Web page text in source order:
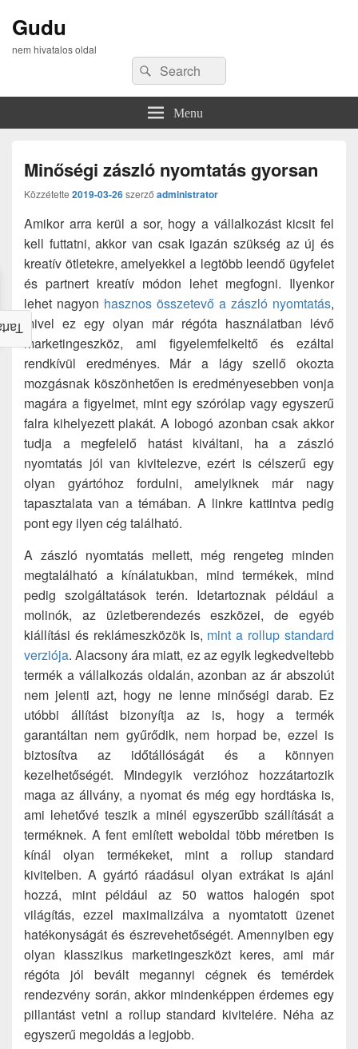
Gudu
nem hivatalos oldal
Search
for:
Search
Menu
Minőségi zászló nyomtatás gyorsan
Közzétette 2019-03-26szerző administrator
Amikor arra kerül a sor, hogy a vállalkozást kicsit fel
kell futtatni, akkor van csak igazán szükség az új és
kreatív ötletekre, amelyekkel a legtöbb leendő ügyfelet
és partnert kreatív módon lehet megfogni. Ilyenkor
lehet nagyon hasznos összetevő a zászló nyomtatás,
mivel ez egy olyan már régóta használatban lévő
marketingeszköz, ami figyelemfelkeltő és ezáltal
rendkívül eredményes. Már a lágy szellő okozta
mozgásnak köszönhetően is eredményesebben vonja
magára a figyelmet, mint egy szórólap vagy egyszerű
falra kihelyezett plakát. A lobogó azonban csak akkor
tudja a megfelelő hatást kiváltani, ha a zászló
nyomtatás jól van kivitelezve, ezért is célszerű egy
olyan gyártóhoz fordulni, amelyiknek már nagy
tapasztalata van a témában. A linkre kattintva pedig
pont egy ilyen cég található.
A zászló nyomtatás mellett, még rengeteg minden
megtalálható a kínálatukban, mind termékek, mind
pedig szolgáltatások terén. Idetartoznak például a
molinók, az üzletberendezés eszközei, de egyéb
kiállítási és reklámeszközök is, mint a rollup standard
verziója. Alacsony ára miatt, ez az egyik legkedveltebb
termék a vállalkozás oldalán, azonban az ár abszolút
nem jelenti azt, hogy ne lenne minőségi darab. Ez
utóbbi állítást bizonyítja az is, hogy a termék
garantáltan nem gyűrődik, nem horpad be, ezzel is
biztosítva az időtállóságát és a könnyen
kezelhetőségét. Mindegyik verzióhoz hozzátartozik
maga az állvány, a nyomat és még egy hordtáska is,
ami lehetővé teszik a minél egyszerűbb szállítását a
terméknek. A fent említett weboldal több méretben is
kínál olyan termékeket, mint a rollup standard
kivitelben. A gyártó ráadásul olyan extrákat is ajánl
hozzá, mint például az 50 wattos halogén spot
világítás, ezzel maximalizálva a nyomtatott üzenet
hatékonyságát és észrevehetőségét. Amennyiben egy
olyan klasszikus marketingeszközt keres, ami már
régóta jól bevált megannyi cégnek és temérdek
rendezvény során, akkor mindenképpen érdemes egy
pillantást vetni a rollup standard kivitelére. Néha az
egyszerű megoldás a legjobb.